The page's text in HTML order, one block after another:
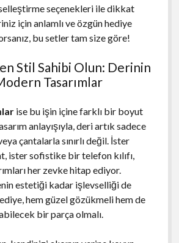
seçenekleri ile dikkat
için anlamlı ve özgün hediye
bu setler tam size göre!
Stil Sahibi Olun: Derinin
Tasarımlar
ise bu işin içine farklı bir boyut
anlayışıyla, deri artık sadece
çantalarla sınırlı değil. İster
ister sofistike bir telefon kılıfı,
her zevke hitap ediyor.
estetiği kadar işlevselliği de
hem güzel gözükmeli hem de
bir parça olmalı.